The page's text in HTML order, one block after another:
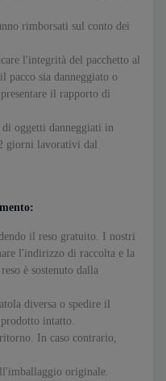
rimborsati sul conto dei
l'integrità del pacchetto al
pacco sia danneggiato o
il rapporto di
oggetti danneggiati in
giorni lavorativi dal
il reso gratuito. I nostri
l'indirizzo di raccolta e la
è sostenuto dalla
diversa o spedire il
intatto.
In caso contrario,
originale.